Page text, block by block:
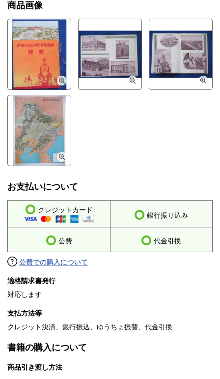
商品画像
お支払いについて
クレジットカード
銀行振り込み
公費 代金引換
公費での購入について
適格請求書発行
対応します
支払方法等
クレジット決済、銀行振込、ゆうちょ振替、代金引換
書籍の購入について
商品引き渡し方法